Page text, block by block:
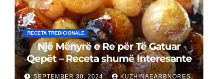
RECETA TREDICIONALE
Një Mënyrë e Re për Të Gatuar
Qepët – Receta shumë Interesante
SEPTEMBER 30, 2024 KUZHINAEARBNORES